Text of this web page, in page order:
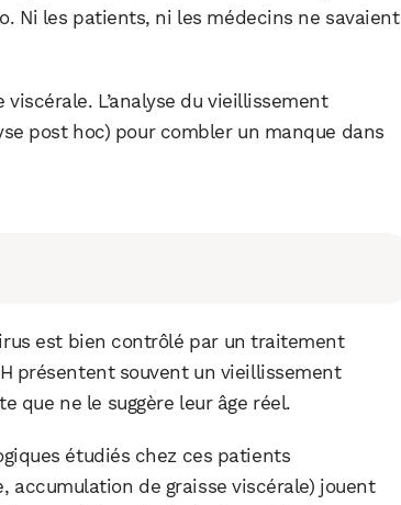
Ni les patients, ni les médecins ne savaient
viscérale. L’analyse du vieillissement
post hoc) pour combler un manque dans
est bien contrôlé par un traitement
présentent souvent un vieillissement
que ne le suggère leur âge réel.
étudiés chez ces patients
accumulation de graisse viscérale) jouent